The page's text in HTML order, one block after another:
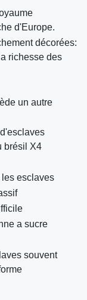
d'Europe.
décorées:
richesse des
un autre
brésil X4
esclaves
a sucre
souvent